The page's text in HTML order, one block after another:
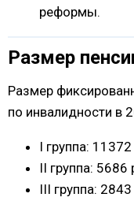
реформы.
Размер
Размер
по инвалидности в
I группа:
II группа: 5686
III группа: